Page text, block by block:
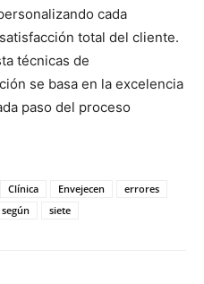
cada
total del cliente.
técnicas de
se basa en la excelencia
paso del proceso
Clínica Envejecen
errores
según siete